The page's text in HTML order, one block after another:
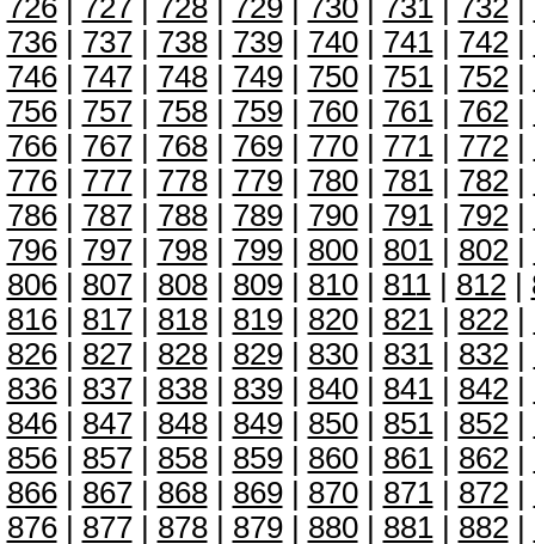
726| 727| 728| 729| 730| 731| 732|
736| 737| 738| 739| 740| 741| 742|
746| 747| 748| 749| 750| 751| 752|
756| 757| 758| 759| 760| 761| 762|
766| 767| 768| 769| 770| 771| 772|
776| 777| 778| 779| 780| 781| 782|
786| 787| 788| 789| 790| 791| 792|
796| 797| 798| 799| 800| 801| 802|
806| 807| 808| 809| 810| 811| 812|
816| 817| 818| 819| 820| 821| 822|
826| 827| 828| 829| 830| 831| 832|
836| 837| 838| 839| 840| 841| 842|
846| 847| 848| 849| 850| 851| 852|
856| 857| 858| 859| 860| 861| 862|
866| 867| 868| 869| 870| 871| 872|
876| 877| 878| 879| 880| 881| 882|